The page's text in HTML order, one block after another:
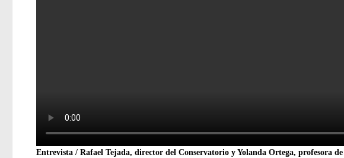
Entrevista / Rafael Tejada, director del Conservatorio y Yolanda Ortega, profesora